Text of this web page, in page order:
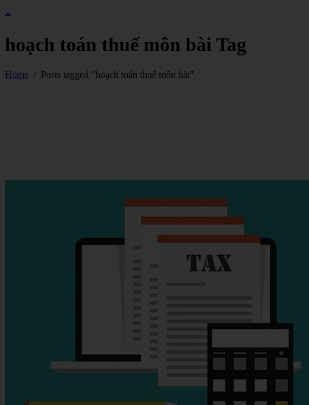
hoạch toán thuế môn bài Tag
Home / Posts tagged "hoạch toán thuế môn bài"